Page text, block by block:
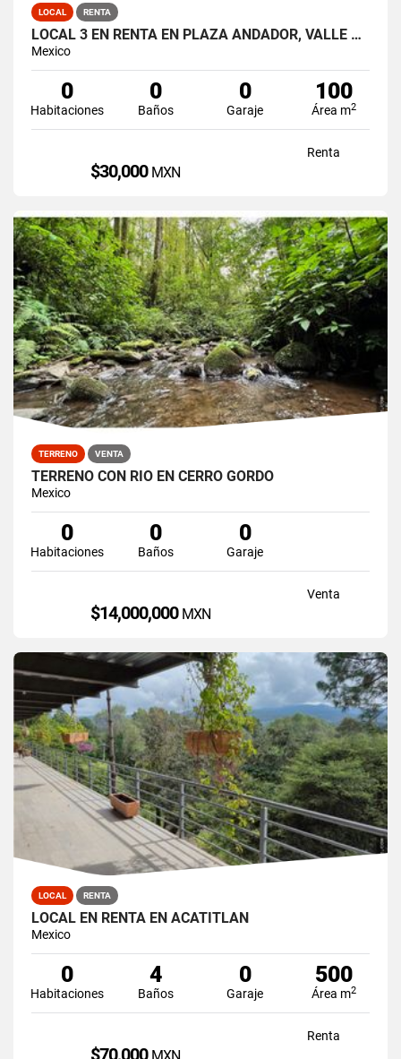
LOCAL RENTA
LOCAL 3 EN RENTA EN PLAZA ANDADOR, VALLE DE BRAVO, LA PEÑA
Mexico
0
Habitaciones
0
Baños
0
Garaje
100
Área m2
Renta
$30,000 MXN
TERRENO VENTA
TERRENO CON RIO EN CERRO GORDO
Mexico
0
Habitaciones
0
Baños
0
Garaje
Venta
$14,000,000 MXN
LOCAL RENTA
LOCAL EN RENTA EN ACATITLAN
Mexico
0
Habitaciones
4
Baños
0
Garaje
500
Área m2
Renta
$70,000